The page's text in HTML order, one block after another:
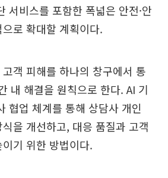
서비스를 포함한 폭넓은 안전·안
로 확대할 계획이다.
객 피해를 하나의 창구에서 통
내 해결을 원칙으로 한다. AI 기
협업 체계를 통해 상담사 개인
을 개선하고, 대응 품질과 고객
기 위한 방법이다.